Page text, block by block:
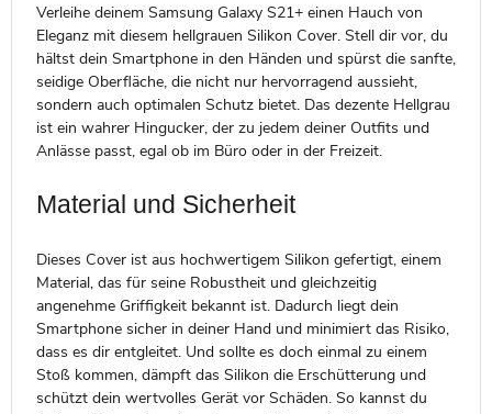
Verleihe deinem Samsung Galaxy S21+ einen Hauch von
Eleganz mit diesem hellgrauen Silikon Cover. Stell dir vor, du
hältst dein Smartphone in den Händen und spürst die sanfte,
seidige Oberfläche, die nicht nur hervorragend aussieht,
sondern auch optimalen Schutz bietet. Das dezente Hellgrau
ist ein wahrer Hingucker, der zu jedem deiner Outfits und
Anlässe passt, egal ob im Büro oder in der Freizeit.
Material und Sicherheit
Dieses Cover ist aus hochwertigem Silikon gefertigt, einem
Material, das für seine Robustheit und gleichzeitig
angenehme Griffigkeit bekannt ist. Dadurch liegt dein
Smartphone sicher in deiner Hand und minimiert das Risiko,
dass es dir entgleitet. Und sollte es doch einmal zu einem
Stoß kommen, dämpft das Silikon die Erschütterung und
schützt dein wertvolles Gerät vor Schäden. So kannst du